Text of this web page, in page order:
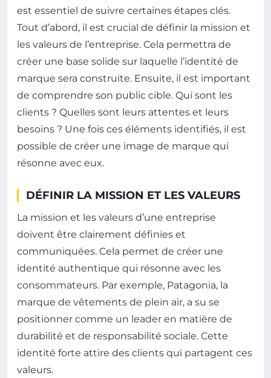
est essentiel de suivre certaines étapes clés.
Tout d’abord, il est crucial de définir la mission et
les valeurs de l’entreprise. Cela permettra de
créer une base solide sur laquelle l’identité de
marque sera construite. Ensuite, il est important
de comprendre son public cible. Qui sont les
clients ? Quelles sont leurs attentes et leurs
besoins ? Une fois ces éléments identifiés, il est
possible de créer une image de marque qui
résonne avec eux.
DÉFINIR LA MISSION ET LES VALEURS
La mission et les valeurs d’une entreprise
doivent être clairement définies et
communiquées. Cela permet de créer une
identité authentique qui résonne avec les
consommateurs. Par exemple, Patagonia, la
marque de vêtements de plein air, a su se
positionner comme un leader en matière de
durabilité et de responsabilité sociale. Cette
identité forte attire des clients qui partagent ces
valeurs.